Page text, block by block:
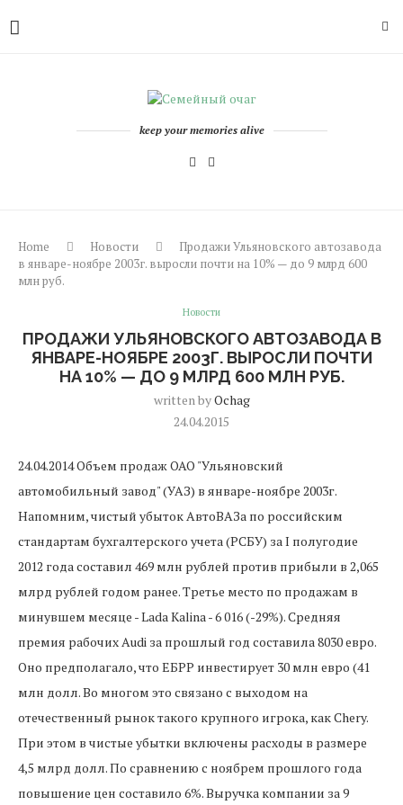
keep your memories alive
Home Новости
Продажи Ульяновского автозавода
в январе-ноябре 2003г. выросли почти на 10% — до 9 млрд 600
млн руб.
Новости
ПРОДАЖИ УЛЬЯНОВСКОГО АВТОЗАВОДА В
ЯНВАРЕ-НОЯБРЕ 2003Г. ВЫРОСЛИ ПОЧТИ
НА 10% — ДО 9 МЛРД 600 МЛН РУБ.
written byOchag
24.04.2015
24.04.2014 Объем продаж ОАО "Ульяновский
автомобильный завод" (УАЗ) в январе-ноябре 2003г.
Напомним, чистый убыток АвтоВАЗа по российским
стандартам бухгалтерского учета (РСБУ) за I полугодие
2012 года составил 469 млн рублей против прибыли в 2,065
млрд рублей годом ранее. Третье место по продажам в
минувшем месяце - Lada Kalina - 6 016 (-29%). Средняя
премия рабочих Audi за прошлый год составила 8030 евро.
Оно предполагало, что ЕБРР инвестирует 30 млн евро (41
млн долл. Во многом это связано с выходом на
отечественный рынок такого крупного игрока, как Chery.
При этом в чистые убытки включены расходы в размере
4,5 млрд долл. По сравнению с ноябрем прошлого года
повышение цен составило 6%. Выручка компании за 9